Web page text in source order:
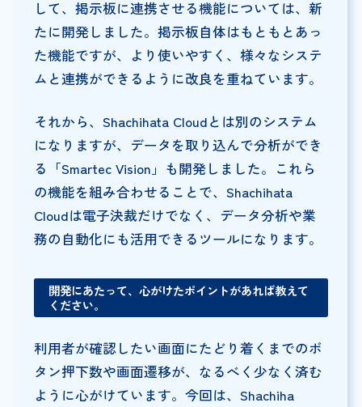
して、掲示板に連携させる機能については、新
たに開発しました。掲示板自体はもともとあっ
た機能ですが、より使いやすく、様々なシステ
ムと連携ができるように改良を重ねています。
それから、Shachihata Cloudとは別のシステム
になりますが、データを取り込んで分析ができ
る「Smartec Vision」も開発しました。これら
の機能を組み合わせることで、Shachihata
Cloudは電子決裁だけでなく、データ分析や業
務の自動化にも活用できるツールになります。
開発にあたって、心がけたポイントがあれば教えて
ください。
利用者が確認したい画面にたどり着くまでのボ
タン押下数や画面遷移が、なるべく少なく済む
ように心がけています。今回は、Shachiha